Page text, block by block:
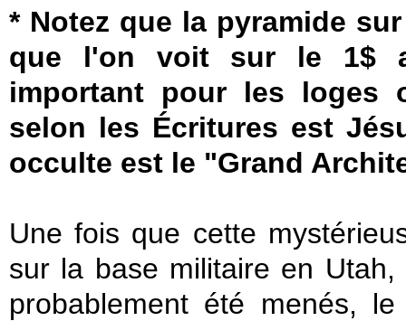
* Notez que la pyramide
que l'on voit sur le 1$
important pour les
selon les Écritures est
occulte est le "Grand
Une fois que cette
sur la base militaire en
probablement été menés,